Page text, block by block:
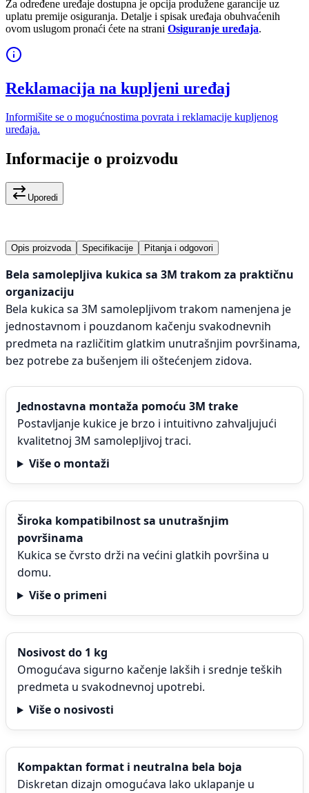
Za određene uređaje dostupna je opcija produžene garancije uz
uplatu premije osiguranja. Detalje i spisak uređaja obuhvaćenih
ovom uslugom pronaći ćete na strani Osiguranje uređaja.
Reklamacija na kupljeni uređaj
Informišite se o mogućnostima povrata i reklamacije kupljenog
uređaja.
Informacije o proizvodu
Uporedi
Opis proizvoda Specifikacije Pitanja i odgovori
Bela samolepljiva kukica sa 3M trakom za praktičnu
organizaciju
Bela kukica sa 3M samolepljivom trakom namenjena je
jednostavnom i pouzdanom kačenju svakodnevnih
predmeta na različitim glatkim unutrašnjim površinama,
bez potrebe za bušenjem ili oštećenjem zidova.
Jednostavna montaža pomoću 3M trake
Postavljanje kukice je brzo i intuitivno zahvaljujući
kvalitetnoj 3M samolepljivoj traci.
Više o montaži
Široka kompatibilnost sa unutrašnjim
površinama
Kukica se čvrsto drži na većini glatkih površina u
domu.
Više o primeni
Nosivost do 1 kg
Omogućava sigurno kačenje lakših i srednje teških
predmeta u svakodnevnoj upotrebi.
Više o nosivosti
Kompaktan format i neutralna bela boja
Diskretan dizajn omogućava lako uklapanje u